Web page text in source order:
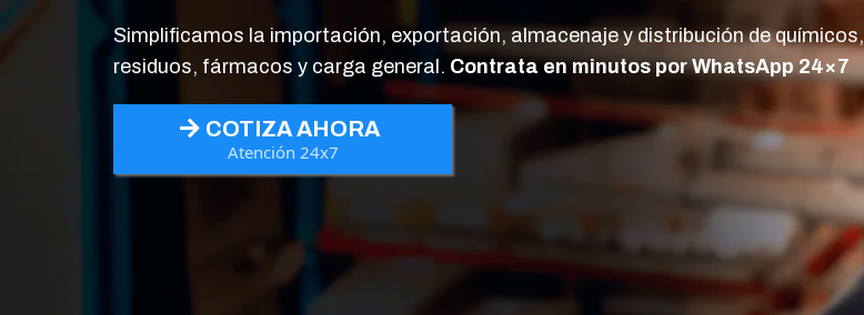
Simplificamos la importación, exportación, almacenaje y distribución de químicos,
residuos, fármacos y carga general. Contrata en minutos por WhatsApp 24×7
COTIZA AHORA
Atención 24x7